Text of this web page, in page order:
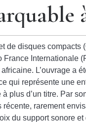
de disques
Internationale
L’ouvrage a
qui représente une
plus d’un titre. Par
récente, rarement
du support sonore